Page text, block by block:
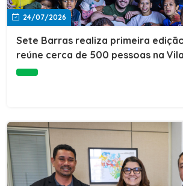
24/07/2026
Sete Barras realiza primeira
reúne cerca de 500 pessoas na